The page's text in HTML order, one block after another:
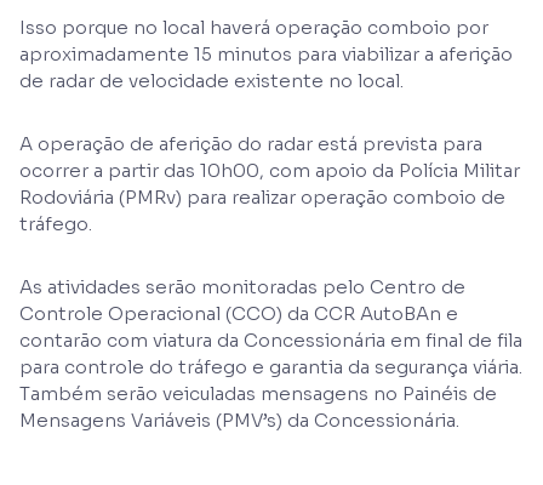
Isso porque no local haverá operação comboio por
aproximadamente 15 minutos para viabilizar a aferição
de radar de velocidade existente no local.
A operação de aferição do radar está prevista para
ocorrer a partir das 10h00, com apoio da Polícia Militar
Rodoviária (PMRv) para realizar operação comboio de
tráfego.
As atividades serão monitoradas pelo Centro de
Controle Operacional (CCO) da CCR AutoBAn e
contarão com viatura da Concessionária em final de fila
para controle do tráfego e garantia da segurança viária.
Também serão veiculadas mensagens no Painéis de
Mensagens Variáveis (PMV’s) da Concessionária.